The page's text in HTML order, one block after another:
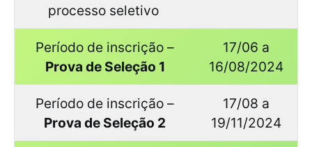
processo seletivo
Período de inscrição –
Prova de Seleção 1
17/06 a
16/08/2024
Período de inscrição –
Prova de Seleção 2
17/08 a
19/11/2024